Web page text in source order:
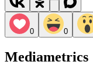
0 0
Mediametrics